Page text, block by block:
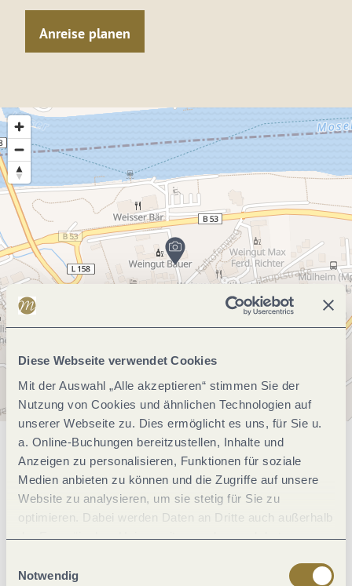
Diese Webseite verwendet Cookies
Mit der Auswahl „Alle akzeptieren“ stimmen Sie der
Nutzung von Cookies und ähnlichen Technologien auf
unserer Webseite zu. Dies ermöglicht es uns, für Sie u.
a. Online-Buchungen bereitzustellen, Inhalte und
Anzeigen zu personalisieren, Funktionen für soziale
Medien anbieten zu können und die Zugriffe auf unsere
Website zu analysieren, um sie stetig für Sie zu
optimieren. Dabei werden Daten an Dritte auch außerhalb
der Europäischen Union weitergegeben und dort
jederzeit widerrufen werden. Mit der Auswahl "Alle
Notwendig
Anreise planen
Allgemeine Informationen
Öffnungszeiten